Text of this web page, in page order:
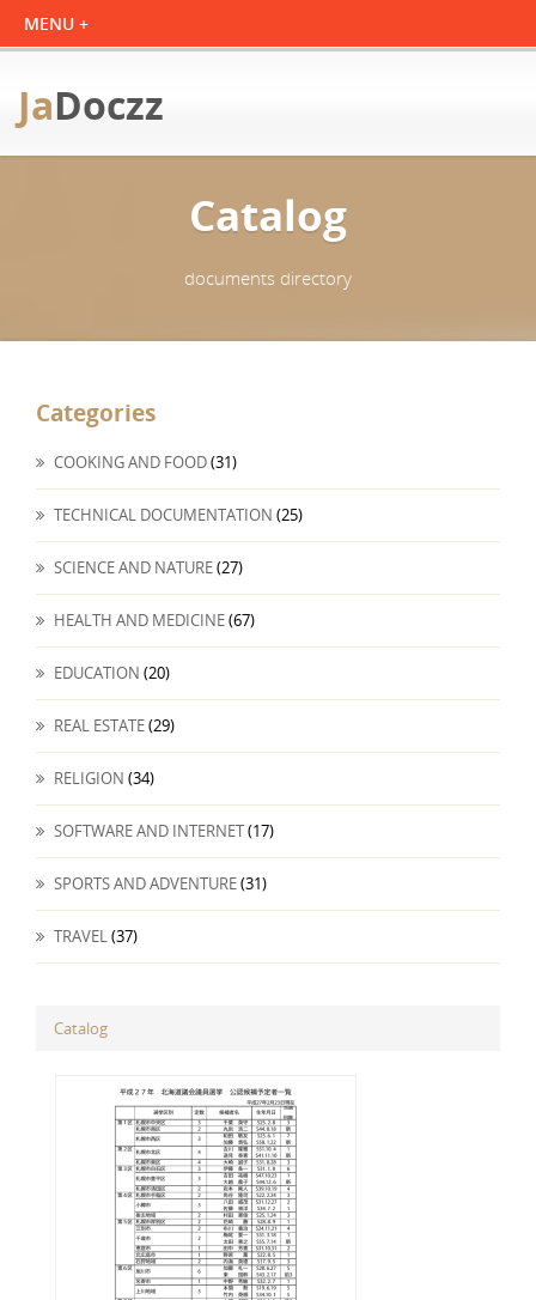
JaDoczz
Catalog
documents directory
Categories
COOKING AND FOOD(31)
TECHNICAL DOCUMENTATION (25)
SCIENCE AND NATURE(27)
HEALTH AND MEDICINE(67)
EDUCATION (20)
REAL ESTATE(29)
RELIGION (34)
SOFTWARE AND INTERNET(17)
SPORTS AND ADVENTURE(31)
TRAVEL(37)
Catalog